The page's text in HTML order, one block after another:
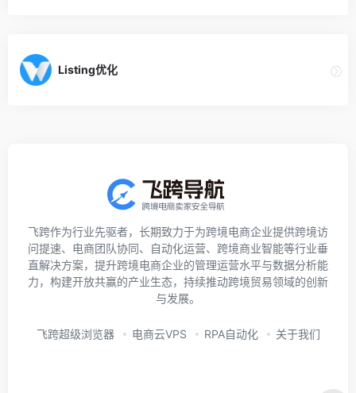
Listing优化
飞跨作为行业先驱者，长期致力于为跨境电商企业提供跨境访
问提速、电商团队协同、自动化运营、跨境商业智能等行业垂
直解决方案，提升跨境电商企业的管理运营水平与数据分析能
力，构建开放共赢的产业生态，持续推动跨境贸易领域的创新
与发展。
飞跨超级浏览器 电商云VPS RPA自动化 关于我们